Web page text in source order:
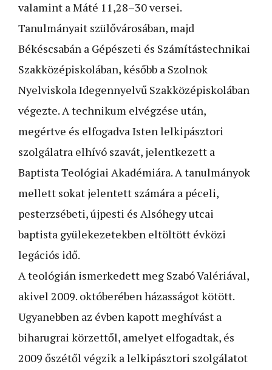
valamint a Máté 11,28–30 versei.
Tanulmányait szülővárosában, majd
Békéscsabán a Gépészeti és Számítástechnikai
Szakközépiskolában, később a Szolnok
Nyelviskola Idegennyelvű Szakközépiskolában
végezte. A technikum elvégzése után,
megértve és elfogadva Isten lelkipásztori
szolgálatra elhívó szavát, jelentkezett a
Baptista Teológiai Akadémiára. A tanulmányok
mellett sokat jelentett számára a péceli,
pesterzsébeti, újpesti és Alsóhegy utcai
baptista gyülekezetekben eltöltött évközi
legációs idő.
A teológián ismerkedett meg Szabó Valériával,
akivel 2009. októberében házasságot kötött.
Ugyanebben az évben kapott meghívást a
biharugrai körzettől, amelyet elfogadtak, és
2009 őszétől végzik a lelkipásztori szolgálatot